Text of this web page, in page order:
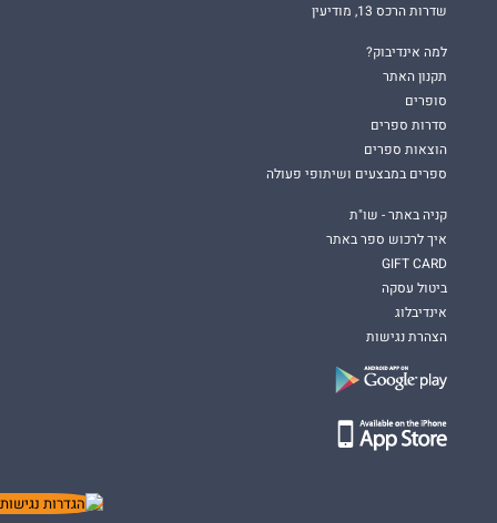
שדרות הרכס 13, מודיעין
למה אינדיבוק?
תקנון האתר
סופרים
סדרות ספרים
הוצאות ספרים
ספרים במבצעים ושיתופי פעולה
קניה באתר - שו"ת
איך לרכוש ספר באתר
GIFT CARD
ביטול עסקה
אינדיבלוג
הצהרת נגישות